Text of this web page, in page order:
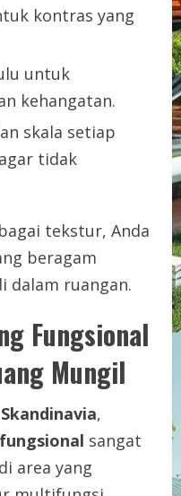
kontras yang
untuk
kehangatan.
skala setiap
tidak
tekstur, Anda
beragam
dalam ruangan.
Fungsional
Mungil
,
sangat
area yang